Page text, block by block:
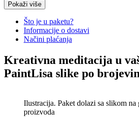
Pokaži više
Što je u paketu?
Informacije o dostavi
Načini plaćanja
Kreativna meditacija u
PaintLisa slike po
Ilustracija. Paket dolazi sa slikom
proizvoda